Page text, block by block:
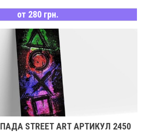
от 280 грн.
STREET ART АРТИКУЛ 2450